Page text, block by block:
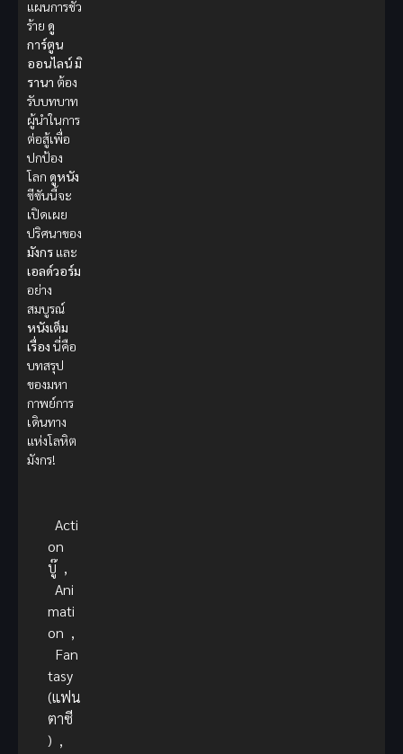
แผนการชั่ว
ร้าย ดู
การ์ตูน
ออนไลน์มิ
รานา ต้อง
รับบทบาท
ผู้นำในการ
ต่อสู้เพื่อ
ปกป้อง
โลก ดูหนัง
ซีซันนี้จะ
เปิดเผย
ปริศนาของ
มังกร และ
เอลด์วอร์ม
อย่าง
สมบูรณ์
หนังเต็ม
เรื่อง นี่คือ
บทสรุป
ของมหา
กาพย์การ
เดินทาง
แห่งโลหิต
มังกร!
Acti
on
บู๊ ,
Ani
mati
on ,
Fan
tasy
(แฟน
ตาซี
) ,